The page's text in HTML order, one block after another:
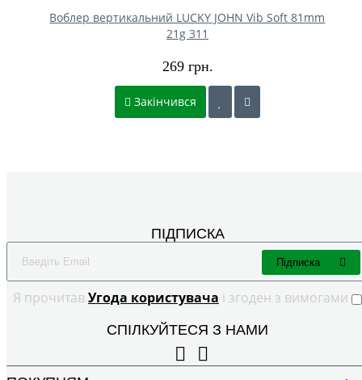
Воблер вертикальний LUCKY JOHN Vib Soft 81mm
21g 311
269 грн.
Закінчився
ПІДПИСКА
Я прочитав Угода користувача і згоден з вимогами
Підписка
СПІЛКУЙТЕСЯ З НАМИ